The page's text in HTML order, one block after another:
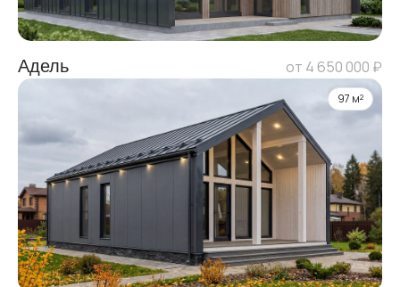
Адель от 4 650 000 ₽
97 м²